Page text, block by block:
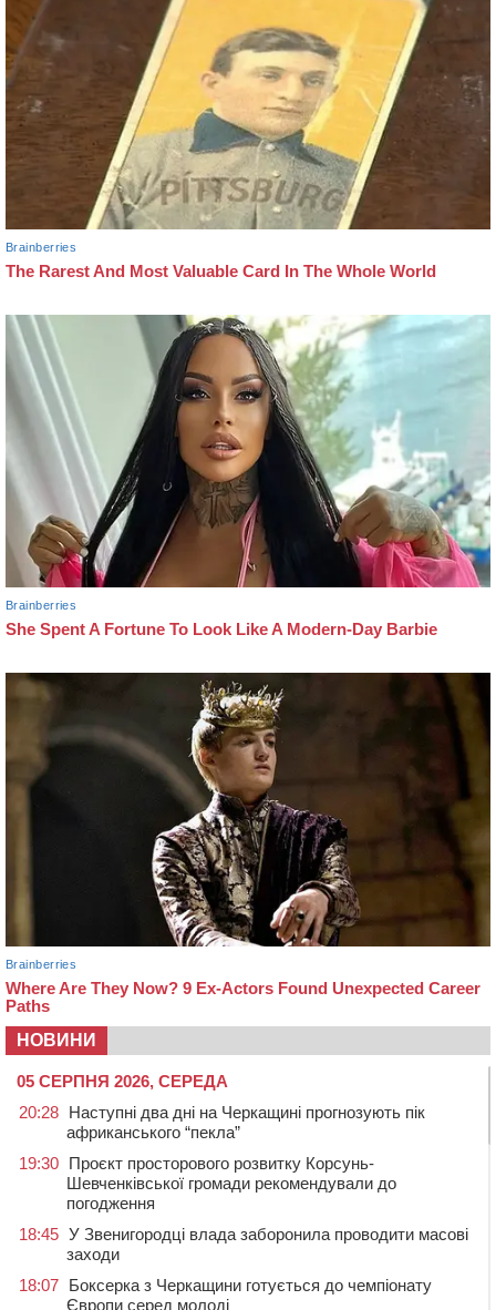
НОВИНИ
05 СЕРПНЯ 2026, СЕРЕДА
20:28 Наступні два дні на Черкащині прогнозують пік
африканського “пекла”
19:30 Проєкт просторового розвитку Корсунь-
Шевченківської громади рекомендували до
погодження
18:45 У Звенигородці влада заборонила проводити масові
заходи
18:07 Боксерка з Черкащини готується до чемпіонату
Європи серед молоді